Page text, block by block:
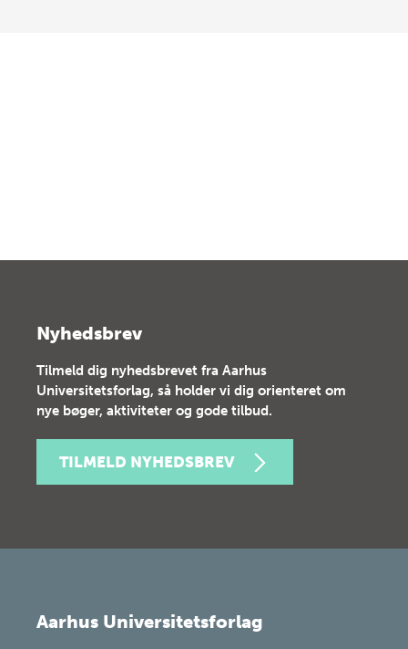
Nyhedsbrev
Tilmeld dig nyhedsbrevet fra Aarhus
Universitetsforlag, så holder vi dig orienteret om
nye bøger, aktiviteter og gode tilbud.
TILMELD NYHEDSBREV
Aarhus Universitetsforlag